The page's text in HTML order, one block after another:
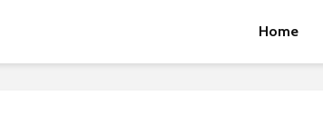
Home